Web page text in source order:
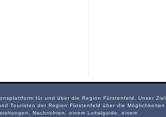
für und über die Region Fürstenfeld. Unser Ziel
Touristen der Region Fürstenfeld über die Möglichkeiten
Nachrichten, einem Lokalguide, einem